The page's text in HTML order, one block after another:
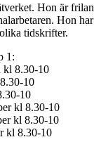
Hon är
Hon
tidskrifter.
1:
kl 8.30-10
10
10
kl 8.30-10
kl 8.30-10
kl 8.30-10